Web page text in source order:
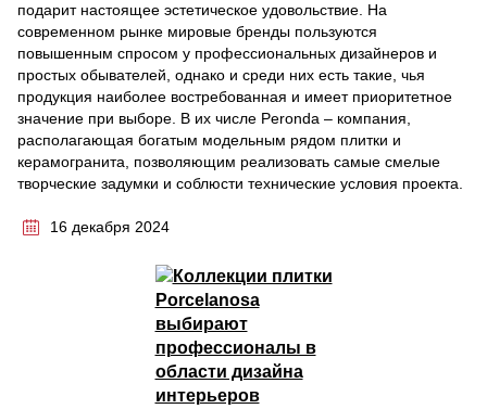
подарит настоящее эстетическое удовольствие. На
современном рынке мировые бренды пользуются
повышенным спросом у профессиональных дизайнеров и
простых обывателей, однако и среди них есть такие, чья
продукция наиболее востребованная и имеет приоритетное
значение при выборе. В их числе Peronda – компания,
располагающая богатым модельным рядом плитки и
керамогранита, позволяющим реализовать самые смелые
творческие задумки и соблюсти технические условия проекта.
16 декабря 2024